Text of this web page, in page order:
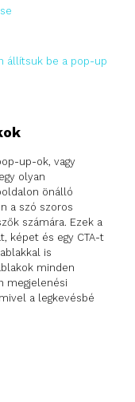
állítsuk be a pop-up
up-ok, vagy
olyan
önálló
a szó szoros
számára. Ezek a
képet és egy CTA-t
is
minden
megjelenési
a legkevésbé